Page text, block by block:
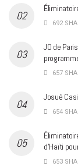
692
JO de
657
Josué
654
d’Haïti
653